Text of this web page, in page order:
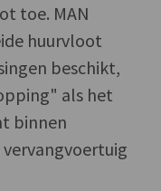
toe. MAN
huurvloot
beschikt,
als het
binnen